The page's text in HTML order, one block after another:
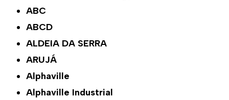
ABC
ABCD
ALDEIA DA SERRA
ARUJÁ
Alphaville
Alphaville Industrial